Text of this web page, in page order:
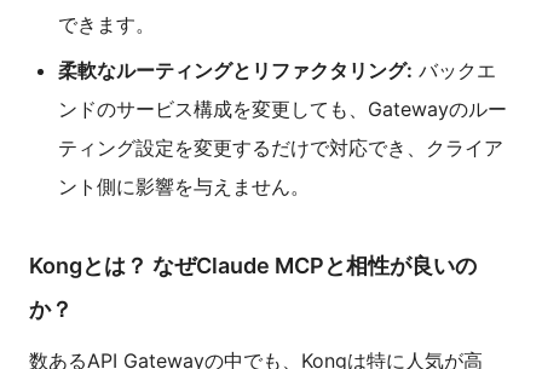
できます。
柔軟なルーティングとリファクタリング: バックエ
ンドのサービス構成を変更しても、Gatewayのルー
ティング設定を変更するだけで対応でき、クライア
ント側に影響を与えません。
Kongとは？ なぜClaude MCPと相性が良いの
か？
数あるAPI Gatewayの中でも、Kongは特に人気が高